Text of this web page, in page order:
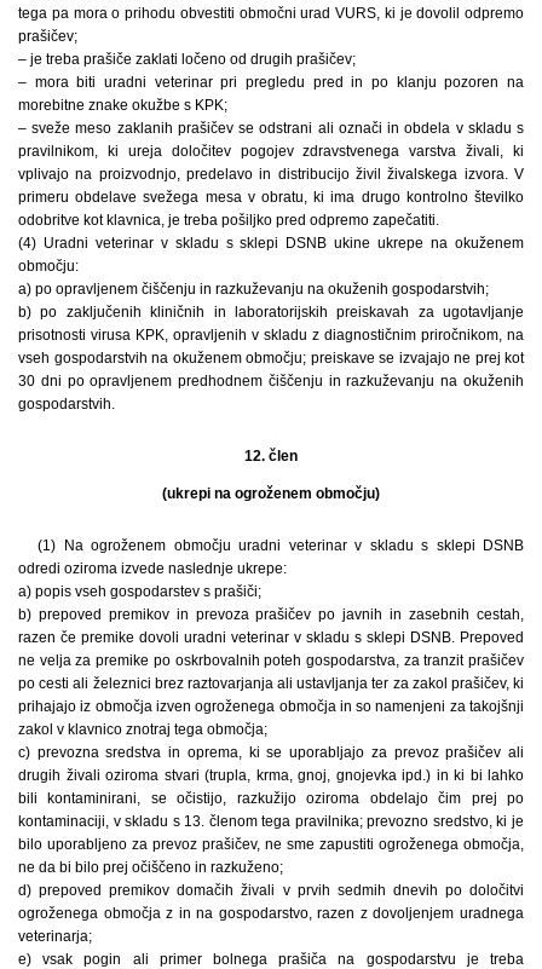
tega pa mora o prihodu obvestiti območni urad VURS, ki je dovolil odpremo
prašičev;
– je treba prašiče zaklati ločeno od drugih prašičev;
– mora biti uradni veterinar pri pregledu pred in po klanju pozoren na
morebitne znake okužbe s KPK;
– sveže meso zaklanih prašičev se odstrani ali označi in obdela v skladu s
pravilnikom, ki ureja določitev pogojev zdravstvenega varstva živali, ki
vplivajo na proizvodnjo, predelavo in distribucijo živil živalskega izvora. V
primeru obdelave svežega mesa v obratu, ki ima drugo kontrolno številko
odobritve kot klavnica, je treba pošiljko pred odpremo zapečatiti.
(4) Uradni veterinar v skladu s sklepi DSNB ukine ukrepe na okuženem
območju:
a) po opravljenem čiščenju in razkuževanju na okuženih gospodarstvih;
b) po zaključenih kliničnih in laboratorijskih preiskavah za ugotavljanje
prisotnosti virusa KPK, opravljenih v skladu z diagnostičnim priročnikom, na
vseh gospodarstvih na okuženem območju; preiskave se izvajajo ne prej kot
30 dni po opravljenem predhodnem čiščenju in razkuževanju na okuženih
gospodarstvih.
12. člen
(ukrepi na ogroženem območju)
(1) Na ogroženem območju uradni veterinar v skladu s sklepi DSNB
odredi oziroma izvede naslednje ukrepe:
a) popis vseh gospodarstev s prašiči;
b) prepoved premikov in prevoza prašičev po javnih in zasebnih cestah,
razen če premike dovoli uradni veterinar v skladu s sklepi DSNB. Prepoved
ne velja za premike po oskrbovalnih poteh gospodarstva, za tranzit prašičev
po cesti ali železnici brez raztovarjanja ali ustavljanja ter za zakol prašičev, ki
prihajajo iz območja izven ogroženega območja in so namenjeni za takojšnji
zakol v klavnico znotraj tega območja;
c) prevozna sredstva in oprema, ki se uporabljajo za prevoz prašičev ali
drugih živali oziroma stvari (trupla, krma, gnoj, gnojevka ipd.) in ki bi lahko
bili kontaminirani, se očistijo, razkužijo oziroma obdelajo čim prej po
kontaminaciji, v skladu s 13. členom tega pravilnika; prevozno sredstvo, ki je
bilo uporabljeno za prevoz prašičev, ne sme zapustiti ogroženega območja,
ne da bi bilo prej očiščeno in razkuženo;
d) prepoved premikov domačih živali v prvih sedmih dnevih po določitvi
ogroženega območja z in na gospodarstvo, razen z dovoljenjem uradnega
veterinarja;
e) vsak pogin ali primer bolnega prašiča na gospodarstvu je treba